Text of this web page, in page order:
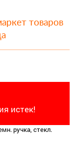
товаров
истек!
ручка, стекл.